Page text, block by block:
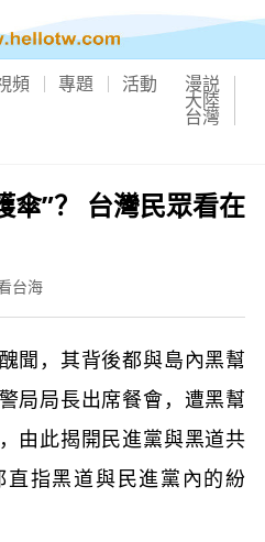
頻 專題 活動 漫説
大陸
台灣
傘”？ 台灣民眾看在
台海
，其背後都與島內黑幫
局局長出席餐會，遭黑幫
由此揭開民進黨與黑道共
指黑道與民進黨內的紛